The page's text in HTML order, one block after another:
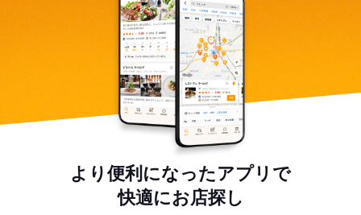
より便利になったアプリで
快適にお店探し